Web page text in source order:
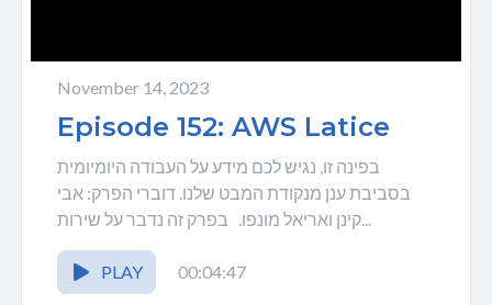
November 14, 2023
Episode 152: AWS Latice
בפינה זו, נגיש לכם מידע על העבודה היומיומית
בסביבת ענן מנקודת המבט שלנו. דוברי הפרק: אבי
קינן ואריאל מונפו. בפרק זה נדבר על שירות...
PLAY 00:04:47